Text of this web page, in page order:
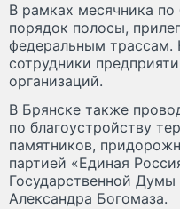
В рамках месячника по
порядок полосы,
федеральным трассам.
сотрудники
организаций.
В Брянске также
по благоустройству
памятников,
партией «Единая
Государственной
Александра Богомаза.